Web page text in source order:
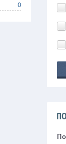
0